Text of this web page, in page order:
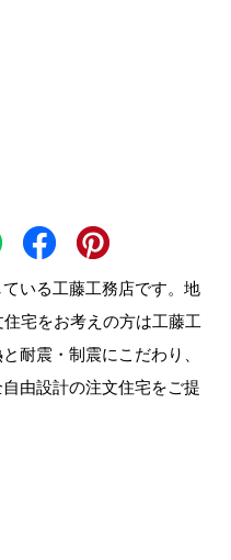
いる工藤工務店です。地
宅をお考えの方は工藤工
耐震・制震にこだわり、
由設計の注文住宅をご提